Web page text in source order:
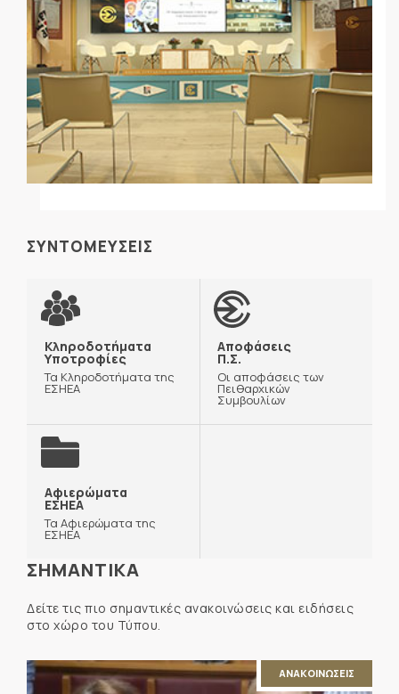
ΣΥΝΤΟΜΕΥΣΕΙΣ
Κληροδοτήματα
Υποτροφίες
Τα Κληροδοτήματα της
ΕΣΗΕΑ
Αποφάσεις
Π.Σ.
Οι αποφάσεις των
Πειθαρχικών
Συμβουλίων
Αφιερώματα
ΕΣΗΕΑ
Τα Αφιερώματα της
ΕΣΗΕΑ
ΣΗΜΑΝΤΙΚΑ
Δείτε τις πιο σημαντικές ανακοινώσεις και ειδήσεις
στο χώρο του Τύπου.
ΑΝΑΚΟΙΝΩΣΕΙΣ